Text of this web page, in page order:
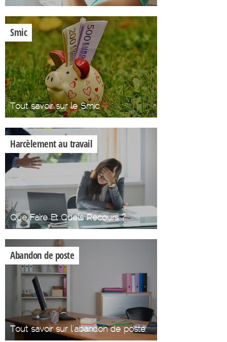
Smic
Tout savoir sur le Smic
Harcèlement au travail
Que Faire Et Quels Recours ?
Abandon de poste
Tout savoir sur l'abandon de poste